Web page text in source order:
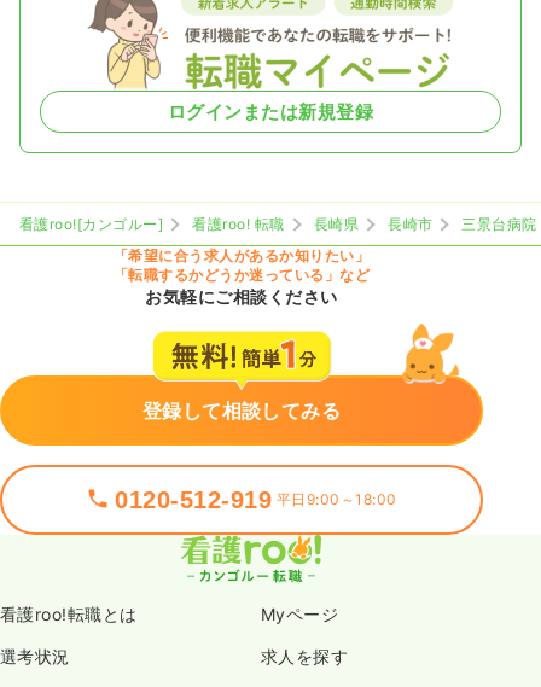
ログインまたは新規登録
看護roo![カンゴルー] 看護roo! 転職 長崎県 長崎市
三景台病院
「希望に合う求人があるか知りたい」
「転職するかどうか迷っている」など
お気軽にご相談ください
登録して相談してみる
0120-512-919 平日9:00～18:00
看護roo!転職とは Myページ
選考状況 求人を探す